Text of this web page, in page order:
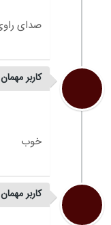
کاربر مهمان
کاربر مهمان